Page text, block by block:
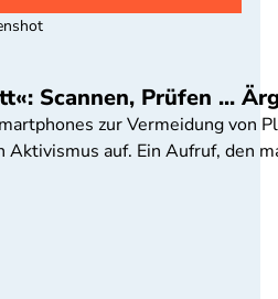
Scannen, Prüfen ...
zur Vermeidung von
auf. Ein Aufruf, den